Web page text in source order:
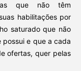
que não têm
habilitações por
saturado que não
e que a cada
ofertas, quer pelas